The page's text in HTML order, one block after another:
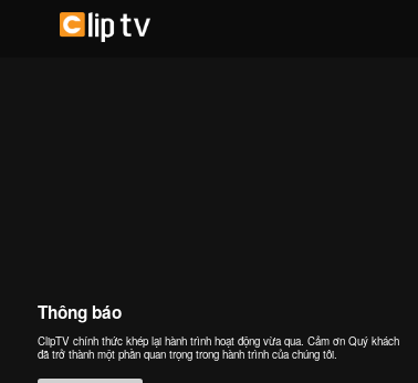
Thông báo
ClipTV chính thức khép lại hành trình hoạt động vừa qua. Cảm ơn Quý khách
đã trở thành một phần quan trọng trong hành trình của chúng tôi.